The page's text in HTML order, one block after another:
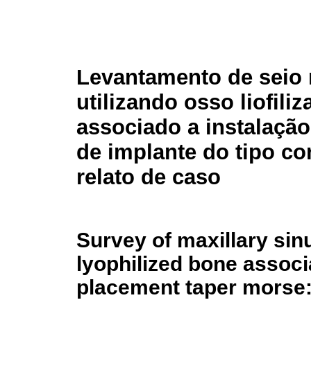
Levantamento de seio
utilizando osso
associado a
de implante do tipo
relato de caso
Survey of maxillary
lyophilized bone
placement taper